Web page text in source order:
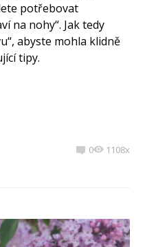
potřebovat
na nohy“. Jak tedy
abyste mohla klidně
tipy.
0 1108x